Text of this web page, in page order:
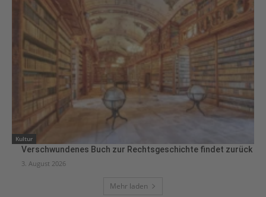
Kultur
Verschwundenes Buch zur Rechtsgeschichte findet zurück
3. August 2026
Mehr laden